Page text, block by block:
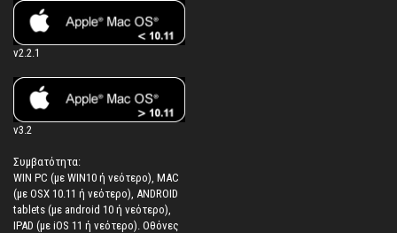
v2.2.1
v3.2
Συμβατότητα:
WIN PC (με WIN10 ή νεότερο), MAC
(με OSX 10.11 ή νεότερο), ANDROID
tablets (με android 10 ή νεότερο),
IPAD (με iOS 11 ή νεότερο). Oθόνες